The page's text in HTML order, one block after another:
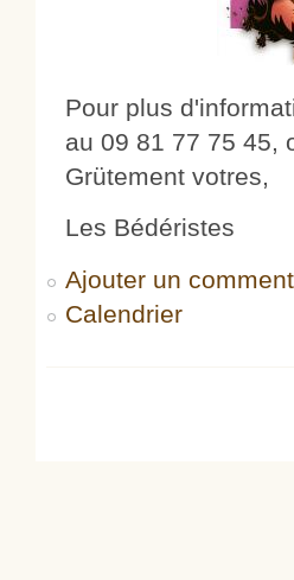
Pour plus
au 09 81 77 75 45,
Grütement votres,
Les Bédéristes
Ajouter un
Calendrier